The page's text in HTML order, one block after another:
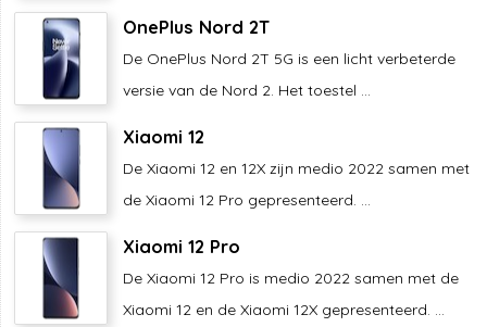
OnePlus Nord 2T
De OnePlus Nord 2T 5G is een licht verbeterde
versie van de Nord 2. Het toestel ...
Xiaomi 12
De Xiaomi 12 en 12X zijn medio 2022 samen met
de Xiaomi 12 Pro gepresenteerd. ...
Xiaomi 12 Pro
De Xiaomi 12 Pro is medio 2022 samen met de
Xiaomi 12 en de Xiaomi 12X gepresenteerd. ...